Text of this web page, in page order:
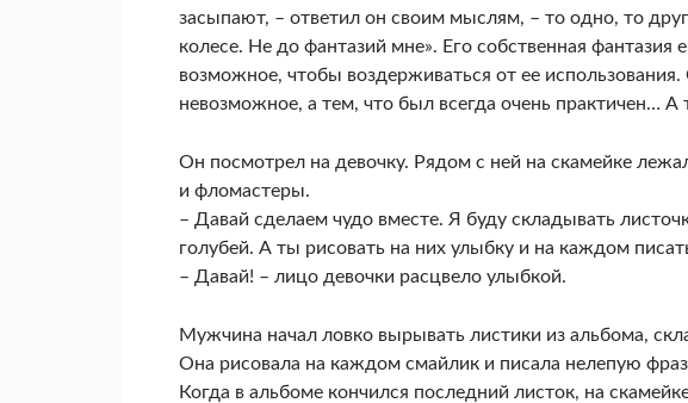
засыпают, – ответил он своим мыслям, – то одно, то
колесе. Не до фантазий мне». Его собственная фантазия
возможное, чтобы воздерживаться от ее
невозможное, а тем, что был всегда очень практичен…
Он посмотрел на девочку. Рядом с ней на скамейке
и фломастеры.
– Давай сделаем чудо вместе. Я буду складывать
голубей. А ты рисовать на них улыбку и на каждом
– Давай! – лицо девочки расцвело улыбкой.
Мужчина начал ловко вырывать листики из альбома,
Она рисовала на каждом смайлик и писала нелепую
Когда в альбоме кончился последний листок, на